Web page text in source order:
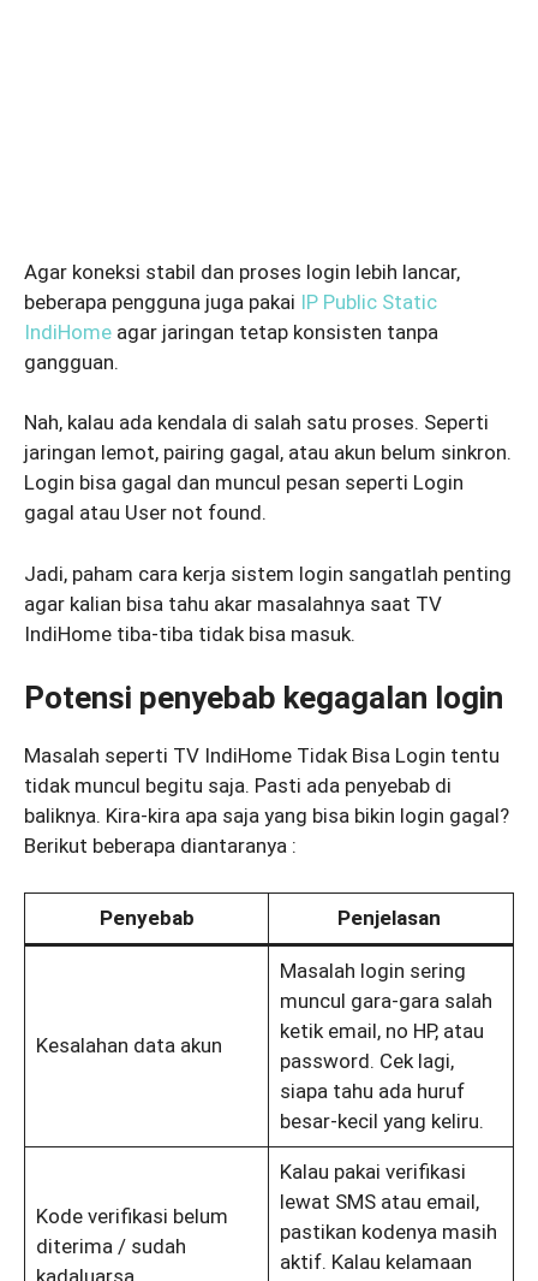
Agar koneksi stabil dan proses login lebih lancar,
beberapa pengguna juga pakai IP Public Static
IndiHome agar jaringan tetap konsisten tanpa
gangguan.
Nah, kalau ada kendala di salah satu proses. Seperti
jaringan lemot, pairing gagal, atau akun belum sinkron.
Login bisa gagal dan muncul pesan seperti Login
gagal atau User not found.
Jadi, paham cara kerja sistem login sangatlah penting
agar kalian bisa tahu akar masalahnya saat TV
IndiHome tiba-tiba tidak bisa masuk.
Potensi penyebab kegagalan login
Masalah seperti TV IndiHome Tidak Bisa Login tentu
tidak muncul begitu saja. Pasti ada penyebab di
baliknya. Kira-kira apa saja yang bisa bikin login gagal?
Berikut beberapa diantaranya :
Penyebab Penjelasan
Kesalahan data akun
Masalah login sering
muncul gara-gara salah
ketik email, no HP, atau
password. Cek lagi,
siapa tahu ada huruf
besar-kecil yang keliru.
Kode verifikasi belum
diterima / sudah
kadaluarsa
Kalau pakai verifikasi
lewat SMS atau email,
pastikan kodenya masih
aktif. Kalau kelamaan